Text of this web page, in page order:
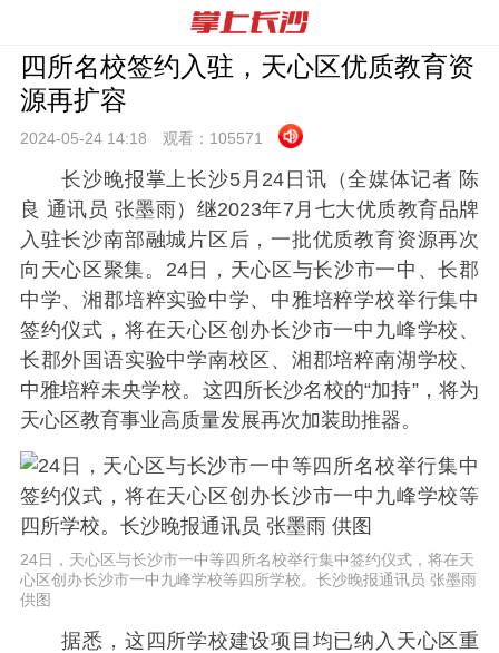
四所名校签约入驻，天心区优质教育资
源再扩容
2024-05-24 14:18 观看： 105571
长沙晚报掌上长沙5月24日讯（全媒体记者 陈
良 通讯员 张墨雨）继2023年7月七大优质教育品牌
入驻长沙南部融城片区后，一批优质教育资源再次
向天心区聚集。24日，天心区与长沙市一中、长郡
中学、湘郡培粹实验中学、中雅培粹学校举行集中
签约仪式，将在天心区创办长沙市一中九峰学校、
长郡外国语实验中学南校区、湘郡培粹南湖学校、
中雅培粹未央学校。这四所长沙名校的“加持”，将为
天心区教育事业高质量发展再次加装助推器。
24日，天心区与长沙市一中等四所名校举行集中签约仪式，将在天
心区创办长沙市一中九峰学校等四所学校。长沙晚报通讯员 张墨雨
供图
据悉，这四所学校建设项目均已纳入天心区重